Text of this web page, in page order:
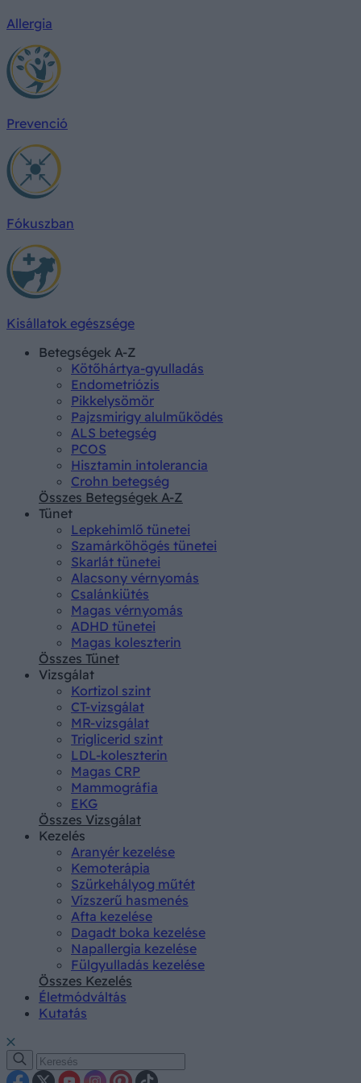
Allergia
Prevenció
Fókuszban
Kisállatok egészsége
Betegségek A-Z
Kötőhártya-gyulladás
Endometriózis
Pikkelysömör
Pajzsmirigy alulműködés
ALS betegség
PCOS
Hisztamin intolerancia
Crohn betegség
Összes Betegségek A-Z
Tünet
Lepkehimlő tünetei
Szamárköhögés tünetei
Skarlát tünetei
Alacsony vérnyomás
Csalánkiütés
Magas vérnyomás
ADHD tünetei
Magas koleszterin
Összes Tünet
Vizsgálat
Kortizol szint
CT-vizsgálat
MR-vizsgálat
Triglicerid szint
LDL-koleszterin
Magas CRP
Mammográfia
EKG
Összes Vizsgálat
Kezelés
Aranyér kezelése
Kemoterápia
Szürkehályog műtét
Vízszerű hasmenés
Afta kezelése
Dagadt boka kezelése
Napallergia kezelése
Fülgyulladás kezelése
Összes Kezelés
Életmódváltás
Kutatás